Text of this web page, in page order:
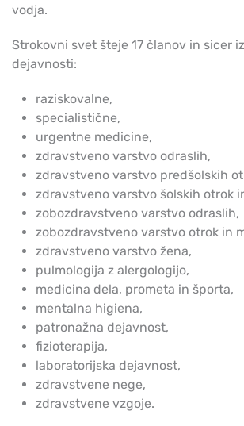
vodja.
Strokovni svet šteje 17 članov in sicer
dejavnosti:
raziskovalne,
specialistične,
urgentne medicine,
zdravstveno varstvo odraslih,
zdravstveno varstvo predšolskih
zdravstveno varstvo šolskih otrok
zobozdravstveno varstvo odraslih,
zobozdravstveno varstvo otrok in
zdravstveno varstvo žena,
pulmologija z alergologijo,
medicina dela, prometa in športa,
mentalna higiena,
patronažna dejavnost,
fizioterapija,
laboratorijska dejavnost,
zdravstvene nege,
zdravstvene vzgoje.